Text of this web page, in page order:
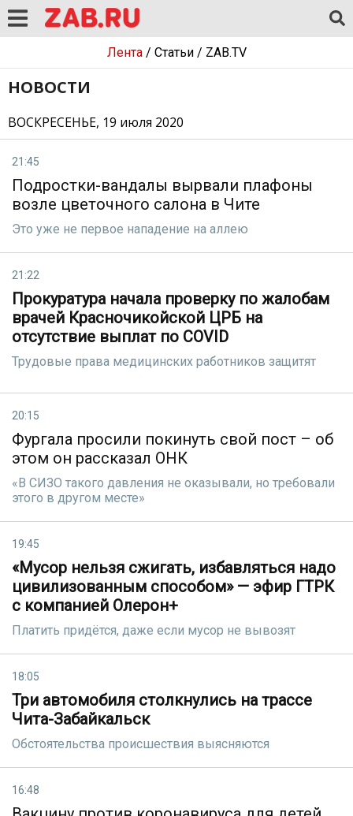
Лента/ Статьи/ ZAB.TV
НОВОСТИ
ВОСКРЕСЕНЬЕ, 19 июля 2020
21:45
Подростки-вандалы вырвали плафоны
возле цветочного салона в Чите
Это уже не первое нападение на аллею
21:22
Прокуратура начала проверку по жалобам
врачей Красночикойской ЦРБ на
отсутствие выплат по COVID
Трудовые права медицинских работников защитят
20:15
Фургала просили покинуть свой пост – об
этом он рассказал ОНК
«В СИЗО такого давления не оказывали, но требовали
этого в другом месте»
19:45
«Мусор нельзя сжигать, избавляться надо
цивилизованным способом» — эфир ГТРК
с компанией Олерон+
Платить придётся, даже если мусор не вывозят
18:05
Три автомобиля столкнулись на трассе
Чита-Забайкальск
Обстоятельства происшествия выясняются
16:48